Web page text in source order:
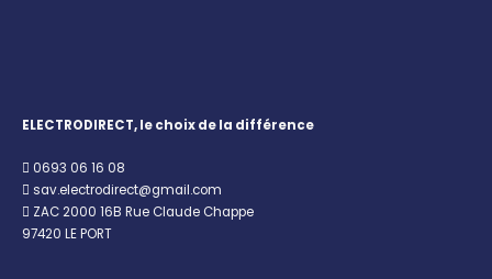
ELECTRODIRECT, le choix de la différence
0693 06 16 08
sav.electrodirect@gmail.com
ZAC 2000 16B Rue Claude Chappe
97420 LE PORT